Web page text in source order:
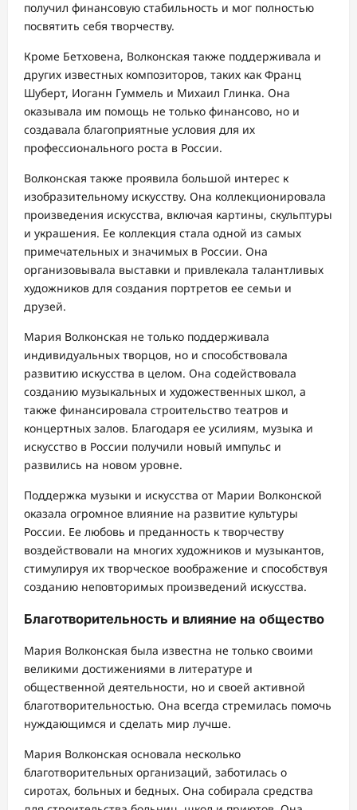
получил финансовую стабильность и мог полностью
посвятить себя творчеству.
Кроме Бетховена, Волконская также поддерживала и
других известных композиторов, таких как Франц
Шуберт, Иоганн Гуммель и Михаил Глинка. Она
оказывала им помощь не только финансово, но и
создавала благоприятные условия для их
профессионального роста в России.
Волконская также проявила большой интерес к
изобразительному искусству. Она коллекционировала
произведения искусства, включая картины, скульптуры
и украшения. Ее коллекция стала одной из самых
примечательных и значимых в России. Она
организовывала выставки и привлекала талантливых
художников для создания портретов ее семьи и
друзей.
Мария Волконская не только поддерживала
индивидуальных творцов, но и способствовала
развитию искусства в целом. Она содействовала
созданию музыкальных и художественных школ, а
также финансировала строительство театров и
концертных залов. Благодаря ее усилиям, музыка и
искусство в России получили новый импульс и
развились на новом уровне.
Поддержка музыки и искусства от Марии Волконской
оказала огромное влияние на развитие культуры
России. Ее любовь и преданность к творчеству
воздействовали на многих художников и музыкантов,
стимулируя их творческое воображение и способствуя
созданию неповторимых произведений искусства.
Благотворительность и влияние на общество
Мария Волконская была известна не только своими
великими достижениями в литературе и
общественной деятельности, но и своей активной
благотворительностью. Она всегда стремилась помочь
нуждающимся и сделать мир лучше.
Мария Волконская основала несколько
благотворительных организаций, заботилась о
сиротах, больных и бедных. Она собирала средства